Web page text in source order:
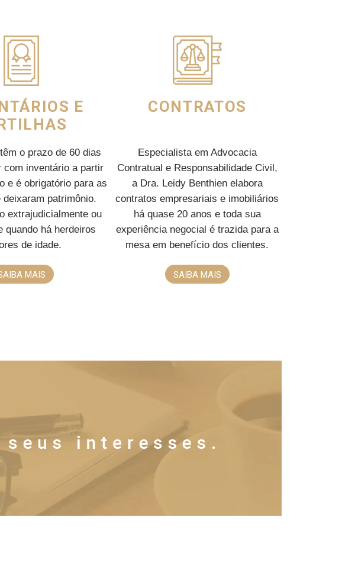
E
o prazo de 60 dias
com inventário a partir
e é obrigatório para as
deixaram patrimônio.
extrajudicialmente ou
quando há herdeiros
de idade.
MAIS
CONTRATOS
Especialista em Advocacia
Contratual e Responsabilidade Civil,
a Dra. Leidy Benthien elabora
contratos empresariais e imobiliários
há quase 20 anos e toda sua
experiência negocial é trazida para a
mesa em benefício dos clientes.
SAIBA MAIS